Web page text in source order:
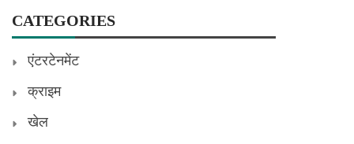
CATEGORIES
एंटरटेनमेंट
क्राइम
खेल